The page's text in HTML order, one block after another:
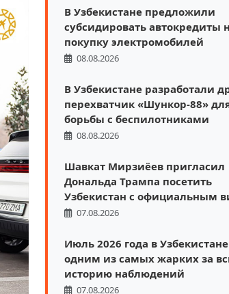
В Узбекистане предложили
субсидировать автокредиты
покупку электромобилей
08.08.2026
В Узбекистане разработали
перехватчик «Шункор-88»
борьбы с беспилотниками
08.08.2026
Шавкат Мирзиёев пригласил
Дональда Трампа посетить
Узбекистан с официальным
07.08.2026
Июль 2026 года в
одним из самых жарких за
историю наблюдений
07.08.2026